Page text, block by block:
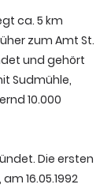
ca. 5 km
zum Amt St.
und gehört
Sudmühle,
10.000
Die ersten
16.05.1992